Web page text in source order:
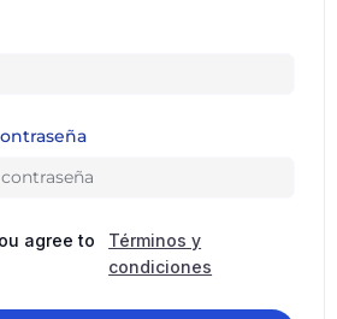
agree to
Términos y
condiciones